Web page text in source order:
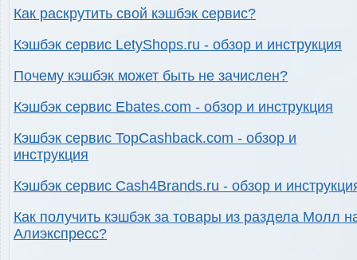
Как раскрутить свой кэшбэк сервис?
Кэшбэк сервис LetyShops.ru - обзор и инструкция
Почему кэшбэк может быть не зачислен?
Кэшбэк сервис Ebates.com - обзор и инструкция
Кэшбэк сервис TopCashback.com - обзор и
инструкция
Кэшбэк сервис Cash4Brands.ru - обзор и
Как получить кэшбэк за товары из раздела Молл
Алиэкспресс?